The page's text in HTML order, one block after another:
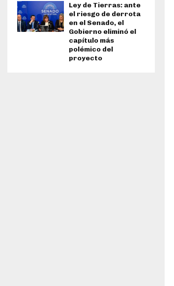
Ley de Tierras: ante
el riesgo de derrota
en el Senado, el
Gobierno eliminó el
capítulo más
polémico del
proyecto